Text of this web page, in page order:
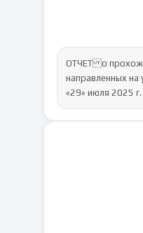
ОТЧЕТо
направленных на
«29» июля 2025